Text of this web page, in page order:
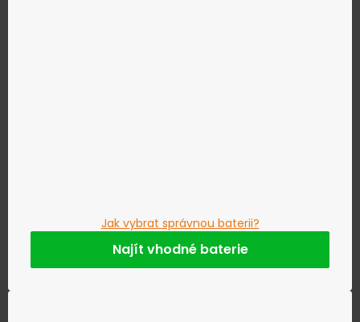
Jak vybrat správnou baterii?
Najít vhodné baterie